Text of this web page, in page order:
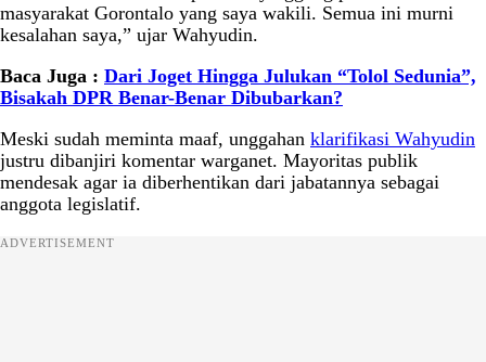
masyarakat Gorontalo yang saya wakili. Semua ini murni
kesalahan saya,” ujar Wahyudin.
Baca Juga : Dari Joget Hingga Julukan “Tolol Sedunia”,
Bisakah DPR Benar-Benar Dibubarkan?
Meski sudah meminta maaf, unggahan klarifikasi Wahyudin
justru dibanjiri komentar warganet. Mayoritas publik
mendesak agar ia diberhentikan dari jabatannya sebagai
anggota legislatif.
ADVERTISEMENT